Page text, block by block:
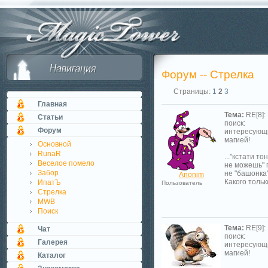
Главная
Статьи
Форум
Основной
RunaR
Веселое помело
Забор
ИпатЪ
Стрелка
MWB
Поиск
Чат
Галерея
Каталог
Форум -- Стрелка
Страницы: 1 2 3
Anonim
Пользователь
Тема: RE[8]:
поиск:
магией!
..."кстати
не можешь"
не
Какого
Тема: RE[9]:
поиск:
магией!